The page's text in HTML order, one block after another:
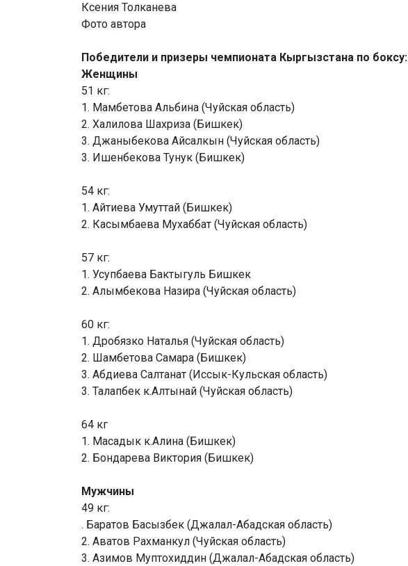
Ксения Толканева
Фото автора
Победители и призеры чемпионата Кыргызстана по боксу:
Женщины
51 кг:
1. Мамбетова Альбина (Чуйская область)
2. Халилова Шахриза (Бишкек)
3. Джаныбекова Айсалкын (Чуйская область)
3. Ишенбекова Тунук (Бишкек)
54 кг:
1. Айтиева Умуттай (Бишкек)
2. Касымбаева Мухаббат (Чуйская область)
57 кг:
1. Усупбаева Бактыгуль Бишкек
2. Алымбекова Назира (Чуйская область)
60 кг:
1. Дробязко Наталья (Чуйская область)
2. Шамбетова Самара (Бишкек)
3. Абдиева Салтанат (Иссык-Кульская область)
3. Талапбек к.Алтынай (Чуйская область)
64 кг
1. Масадык к.Алина (Бишкек)
2. Бондарева Виктория (Бишкек)
Мужчины
49 кг:
. Баратов Басызбек (Джалал-Абадская область)
2. Аватов Рахманкул (Чуйская область)
3. Азимов Муптохиддин (Джалал-Абадская область)